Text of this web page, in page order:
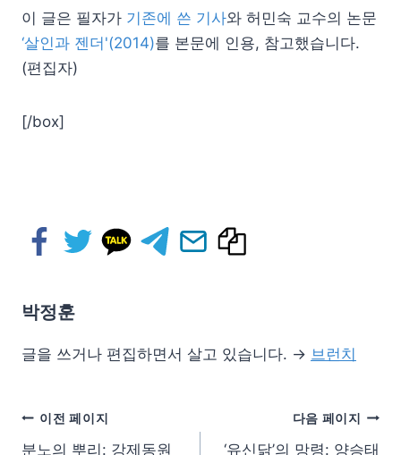
이 글은 필자가 기존에 쓴 기사와 허민숙 교수의 논문
‘살인과 젠더'(2014)를 본문에 인용, 참고했습니다.
(편집자)
[/box]
박정훈
글을 쓰거나 편집하면서 살고 있습니다. → 브런치
이전 페이지
분노의 뿌리: 강제동원
다음 페이지
‘유신닭’의 망령: 양승태